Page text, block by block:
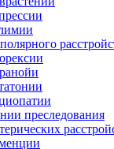
преследования